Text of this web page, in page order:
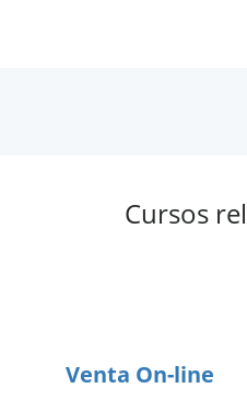
Cursos
Venta On-line